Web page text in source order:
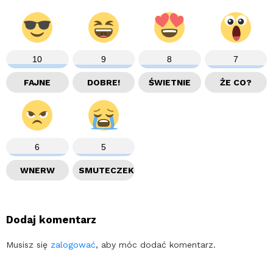
10
FAJNE
9
DOBRE!
8
ŚWIETNIE
7
ŻE CO?
6
WNERW
5
SMUTECZEK
Dodaj komentarz
Musisz się zalogować, aby móc dodać komentarz.